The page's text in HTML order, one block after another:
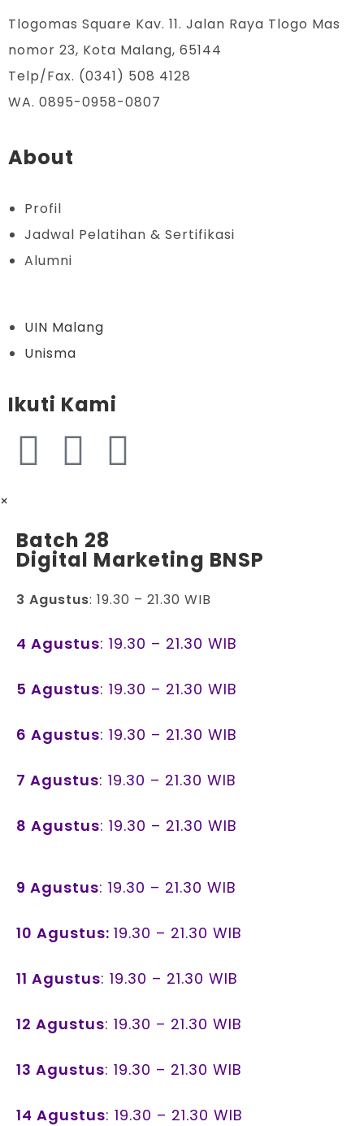
Tlogomas Square Kav. 11. Jalan Raya Tlogo Mas
nomor 23, Kota Malang, 65144
Telp/Fax. (0341) 508 4128
WA. 0895-0958-0807
About
Profil
Jadwal Pelatihan & Sertifikasi
Alumni
UIN Malang
Unisma
Ikuti Kami
×
Batch 28
Digital Marketing BNSP
3 Agustus: 19.30 – 21.30 WIB
4 Agustus: 19.30 – 21.30 WIB
5 Agustus: 19.30 – 21.30 WIB
6 Agustus: 19.30 – 21.30 WIB
7 Agustus: 19.30 – 21.30 WIB
8 Agustus: 19.30 – 21.30 WIB
9 Agustus: 19.30 – 21.30 WIB
10 Agustus: 19.30 – 21.30 WIB
11 Agustus: 19.30 – 21.30 WIB
12 Agustus: 19.30 – 21.30 WIB
13 Agustus: 19.30 – 21.30 WIB
14 Agustus: 19.30 – 21.30 WIB